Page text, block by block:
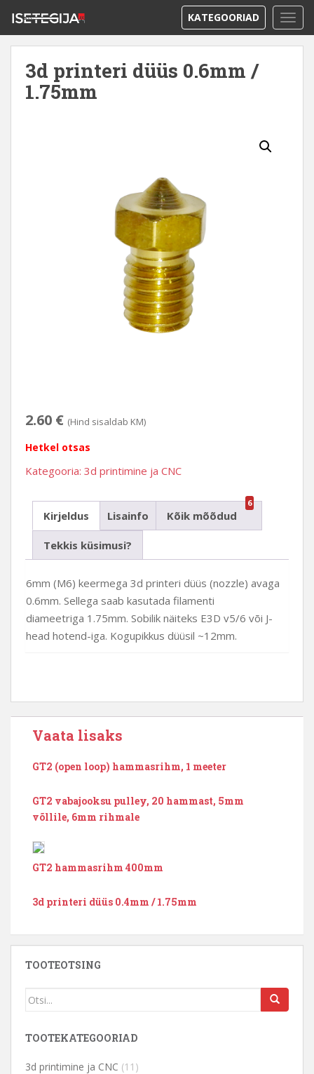
KATEGOORIAD
3d printeri düüs 0.6mm /
1.75mm
2.60 € (Hind sisaldab KM)
Hetkel otsas
Kategooria: 3d printimine ja CNC
Kirjeldus Lisainfo Kõik mõõdud
6
Tekkis küsimusi?
6mm (M6) keermega 3d printeri düüs (nozzle) avaga
0.6mm. Sellega saab kasutada filamenti
diameetriga 1.75mm. Sobilik näiteks E3D v5/6 või J-
head hotend-iga. Kogupikkus düüsil ~12mm.
Vaata lisaks
GT2 (open loop) hammasrihm, 1 meeter
GT2 vabajooksu pulley, 20 hammast, 5mm
võllile, 6mm rihmale
GT2 hammasrihm 400mm
3d printeri düüs 0.4mm / 1.75mm
TOOTEOTSING
TOOTEKATEGOORIAD
3d printimine ja CNC (11)